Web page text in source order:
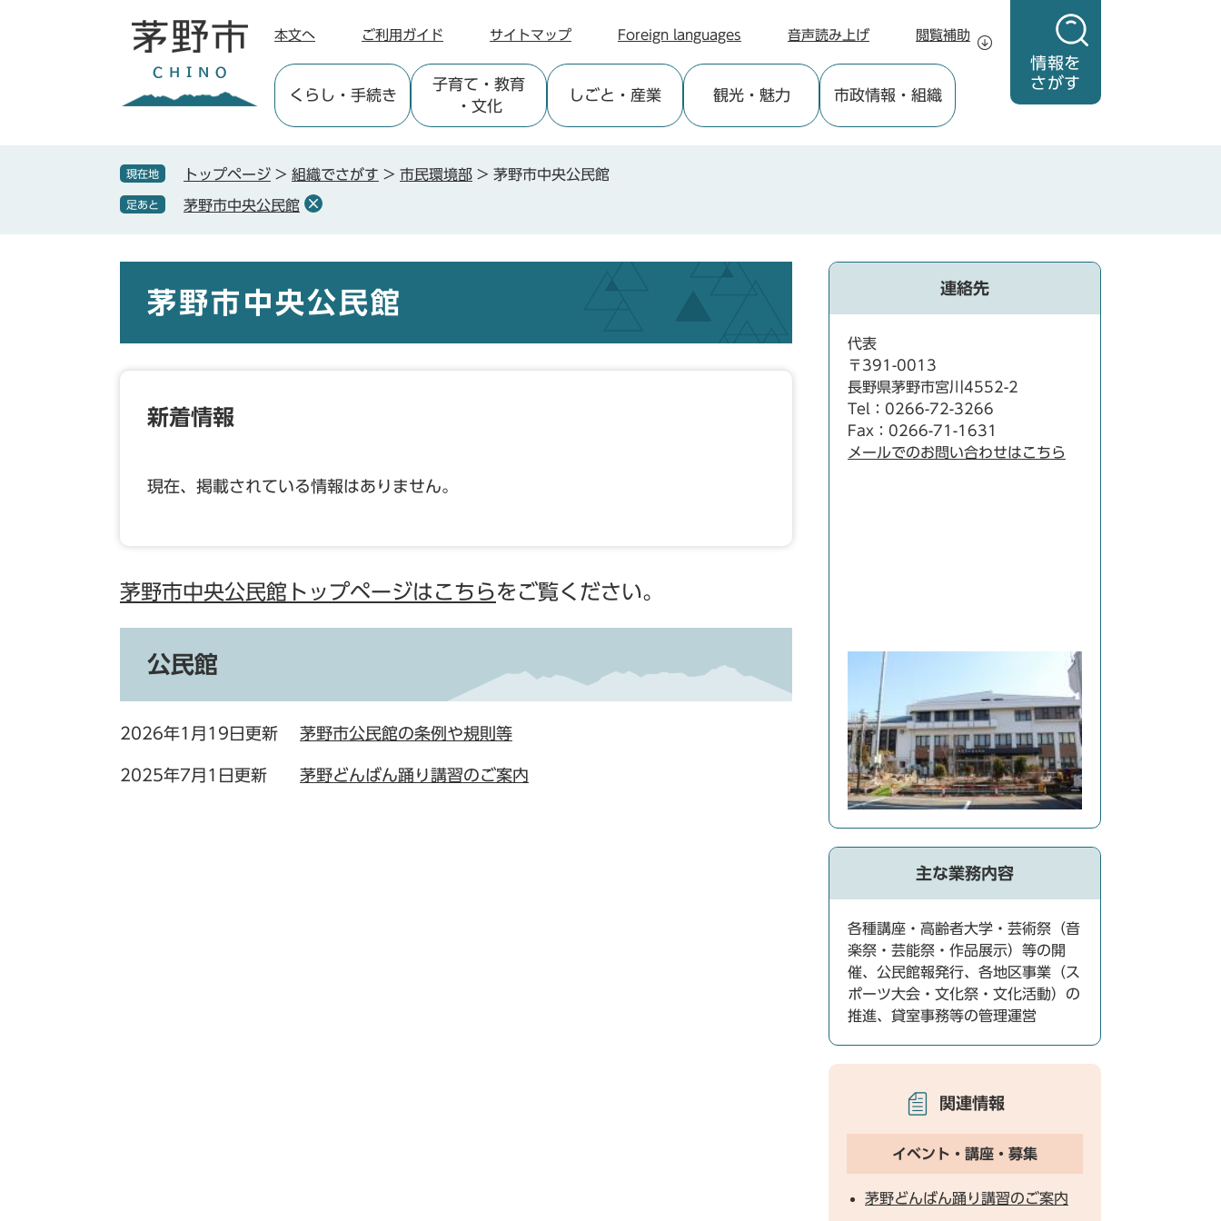
情報を
さがす
本文へ ご利用ガイド サイトマップ Foreign languages 音声読み上げ 閲覧補助
くらし ・手続き
子育て ・教育
・文化
しごと ・産業 観光・魅力 市政情報 ・組織
現在地 トップページ > 組織でさがす > 市民環境部 > 茅野市中央公民館
足あと 茅野市中央公民館
茅野市中央公民館
新着情報
現在、掲載されている情報はありません。
茅野市中央公民館トップページはこちらをご覧ください。
公民館
2026年1月19日更新 茅野市公民館の条例や規則等
2025年7月1日更新 茅野どんばん踊り講習のご案内
連絡先
代表
〒391-0013
長野県茅野市宮川4552-2
Tel：0266-72-3266
Fax：0266-71-1631
メールでのお問い合わせはこちら
主な業務内容
各種講座・高齢者大学・芸術祭（音
楽祭・芸能祭・作品展示）等の開
催、公民館報発行、各地区事業（ス
ポーツ大会・文化祭・文化活動）の
推進、貸室事務等の管理運営
関連情報
イベント・講座・募集
茅野どんばん踊り講習のご案内